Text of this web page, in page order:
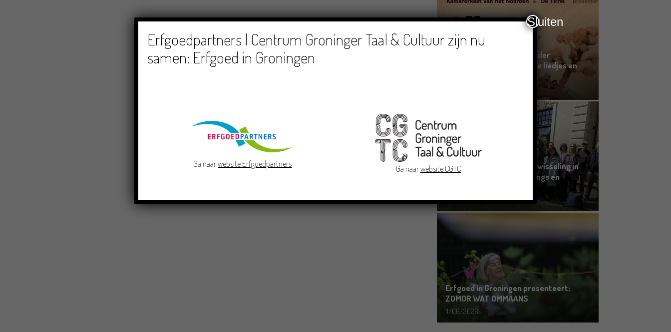
Crowdfunding voor bijzonder
kinderboek met Groningse liedjes en
Grensoverschrijdende uitwisseling in
Oldenburg rond het Gronings en
19/06/2026
Erfgoed in Groningen presenteert:
ZOMOR WAT OMMAANS
11/06/2026
Erfgoedpartners | Centrum Groninger Taal & Cultuur zijn nu
samen: Erfgoed in Groningen
Ga naarwebsite Erfgoedpartners
Ga naarwebsite CGTC
Sluiten